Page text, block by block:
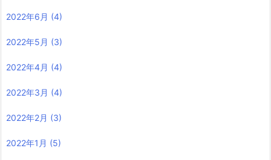
2022年6月 (4)
2022年5月 (3)
2022年4月 (4)
2022年3月 (4)
2022年2月 (3)
2022年1月 (5)